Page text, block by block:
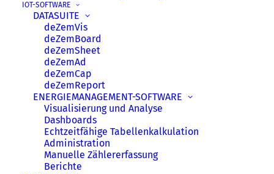
IOT-SOFTWARE
DATASUITE
deZemVis
deZemBoard
deZemSheet
deZemAd
deZemCap
deZemReport
ENERGIE­MANAGEMENT­-SOFTWARE
Visualisierung und Analyse
Dashboards
Echtzeitfähige Tabellenkalkulation
Administration
Manuelle Zählererfassung
Berichte
Sicherheit auf höchstem
Niveau
Das Zertifikat dokumentiert, dass
unser System und alle darin
enthaltenen Daten – von Edge
Computer bis IoT-Software
(DataSuite) – systematisch gegen
Cyberattacken und andere Angriffe
geschützt sind.